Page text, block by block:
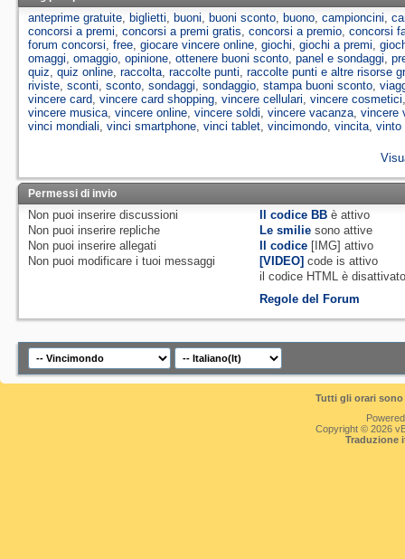
anteprime gratuite biglietti buoni buoni sconto buono campioncini
concorsi a premi concorsi a premi gratis concorsi a premio concorsi
forum concorsi free giocare vincere online giochi giochi a premi
omaggi omaggio opinione ottenere buoni sconto panel e sondaggi
quiz quiz online raccolta raccolte punti raccolte punti e altre risorse
riviste sconti sconto sondaggi sondaggio stampa buoni sconto
vincere card vincere card shopping vincere cellulari vincere cosmetici
vincere musica vincere online vincere soldi vincere vacanza vincere
vinci mondiali vinci smartphone vinci tablet vincimondo vincita vinto
Permessi di invio
Non puoi inserire discussioni
Non puoi inserire repliche
Non puoi inserire allegati
Non puoi modificare i tuoi messaggi
Il codice BB èattivo
Le smilie sono attive
Il codice [IMG]attivo
[VIDEO] code isattivo
il codice HTML è
Regole del Forum
Tutti gli orari
Copyright © 2026
Traduzione